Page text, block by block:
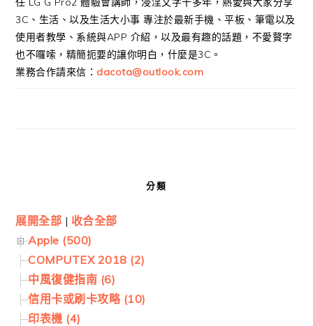
3C、生活、以及生活大小事 專注於最新手機、平板、筆電以及
使用者教學、系統與APP 介紹，以及最有趣的話題，不愛贅字
也不囉嗦，精簡扼要的讓你明白，什麼是3C。
業務合作請來信： dacota@outlook.com
分類
展開全部 | 收合全部
Apple (500)
COMPUTEX 2018 (2)
中風復健指南 (6)
信用卡或刷卡攻略 (10)
印表機 (4)